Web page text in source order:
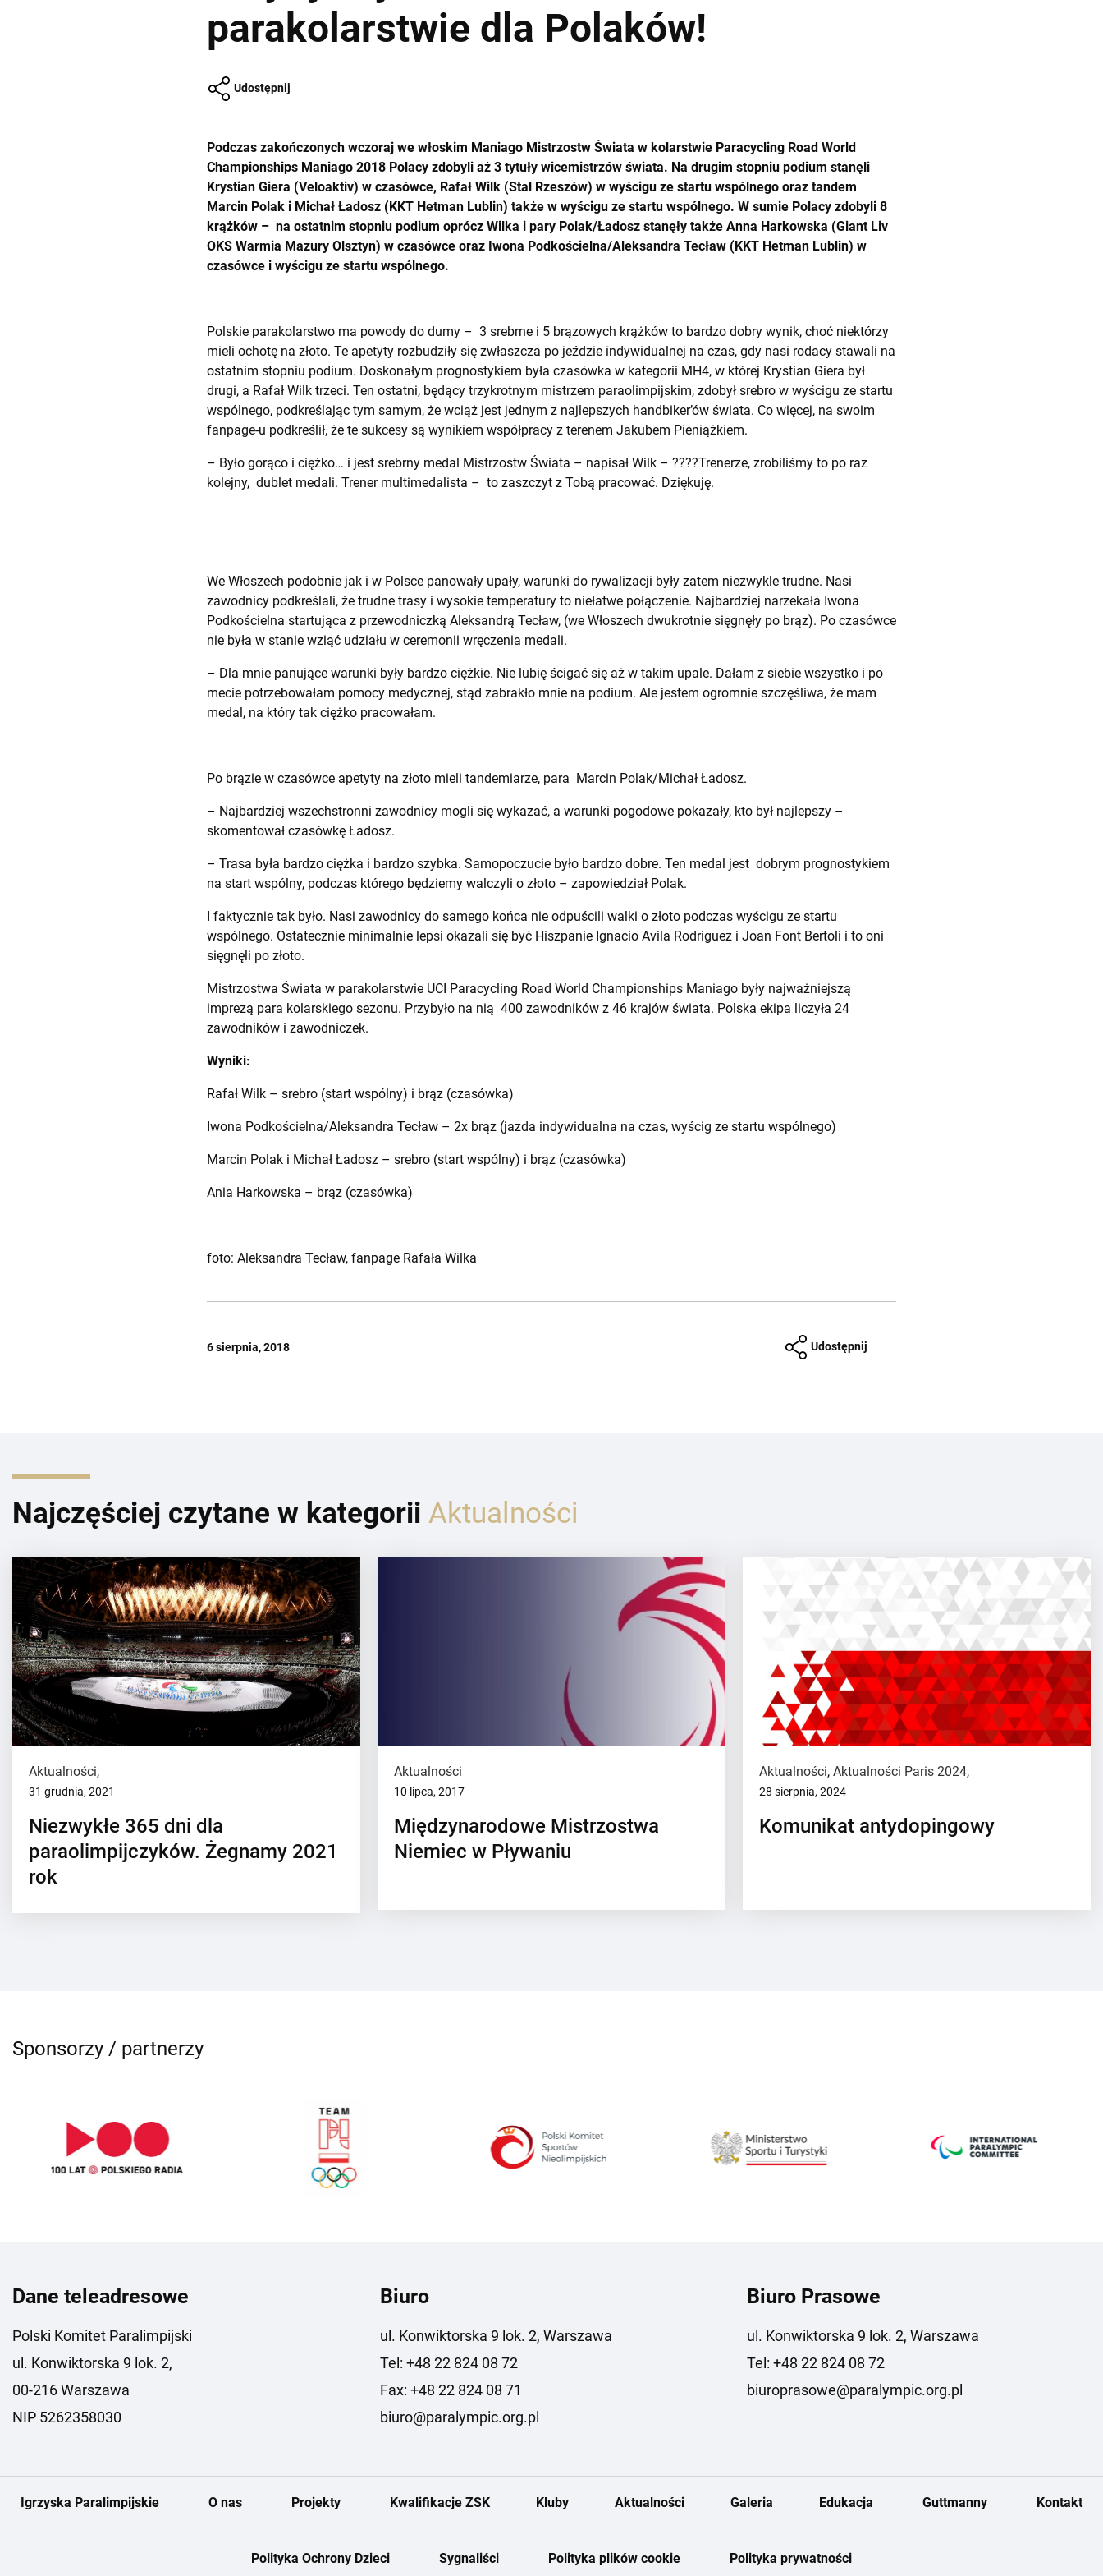
parakolarstwie dla Polaków!
Udostępnij
Podczas zakończonych wczoraj we włoskim Maniago Mistrzostw Świata w kolarstwie Paracycling Road World
Championships Maniago 2018 Polacy zdobyli aż 3 tytuły wicemistrzów świata. Na drugim stopniu podium stanęli
Krystian Giera (Veloaktiv) w czasówce, Rafał Wilk (Stal Rzeszów) w wyścigu ze startu wspólnego oraz tandem
Marcin Polak i Michał Ładosz (KKT Hetman Lublin) także w wyścigu ze startu wspólnego. W sumie Polacy zdobyli 8
krążków – na ostatnim stopniu podium oprócz Wilka i pary Polak/Ładosz stanęły także Anna Harkowska (Giant Liv
OKS Warmia Mazury Olsztyn) w czasówce oraz Iwona Podkościelna/Aleksandra Tecław (KKT Hetman Lublin) w
czasówce i wyścigu ze startu wspólnego.
Polskie parakolarstwo ma powody do dumy – 3 srebrne i 5 brązowych krążków to bardzo dobry wynik, choć niektórzy
mieli ochotę na złoto. Te apetyty rozbudziły się zwłaszcza po jeździe indywidualnej na czas, gdy nasi rodacy stawali na
ostatnim stopniu podium. Doskonałym prognostykiem była czasówka w kategorii MH4, w której Krystian Giera był
drugi, a Rafał Wilk trzeci. Ten ostatni, będący trzykrotnym mistrzem paraolimpijskim, zdobył srebro w wyścigu ze startu
wspólnego, podkreślając tym samym, że wciąż jest jednym z najlepszych handbiker’ów świata. Co więcej, na swoim
fanpage-u podkreślił, że te sukcesy są wynikiem współpracy z terenem Jakubem Pieniążkiem.
– Było gorąco i ciężko… i jest srebrny medal Mistrzostw Świata – napisał Wilk – ????Trenerze, zrobiliśmy to po raz
kolejny, dublet medali. Trener multimedalista – to zaszczyt z Tobą pracować. Dziękuję.
We Włoszech podobnie jak i w Polsce panowały upały, warunki do rywalizacji były zatem niezwykle trudne. Nasi
zawodnicy podkreślali, że trudne trasy i wysokie temperatury to niełatwe połączenie. Najbardziej narzekała Iwona
Podkościelna startująca z przewodniczką Aleksandrą Tecław, (we Włoszech dwukrotnie sięgnęły po brąz). Po czasówce
nie była w stanie wziąć udziału w ceremonii wręczenia medali.
– Dla mnie panujące warunki były bardzo ciężkie. Nie lubię ścigać się aż w takim upale. Dałam z siebie wszystko i po
mecie potrzebowałam pomocy medycznej, stąd zabrakło mnie na podium. Ale jestem ogromnie szczęśliwa, że mam
medal, na który tak ciężko pracowałam.
Po brązie w czasówce apetyty na złoto mieli tandemiarze, para Marcin Polak/Michał Ładosz.
– Najbardziej wszechstronni zawodnicy mogli się wykazać, a warunki pogodowe pokazały, kto był najlepszy –
skomentował czasówkę Ładosz.
– Trasa była bardzo ciężka i bardzo szybka. Samopoczucie było bardzo dobre. Ten medal jest dobrym prognostykiem
na start wspólny, podczas którego będziemy walczyli o złoto – zapowiedział Polak.
I faktycznie tak było. Nasi zawodnicy do samego końca nie odpuścili walki o złoto podczas wyścigu ze startu
wspólnego. Ostatecznie minimalnie lepsi okazali się być Hiszpanie Ignacio Avila Rodriguez i Joan Font Bertoli i to oni
sięgnęli po złoto.
Mistrzostwa Świata w parakolarstwie UCI Paracycling Road World Championships Maniago były najważniejszą
imprezą para kolarskiego sezonu. Przybyło na nią 400 zawodników z 46 krajów świata. Polska ekipa liczyła 24
zawodników i zawodniczek.
Wyniki:
Rafał Wilk – srebro (start wspólny) i brąz (czasówka)
Iwona Podkościelna/Aleksandra Tecław – 2x brąz (jazda indywidualna na czas, wyścig ze startu wspólnego)
Marcin Polak i Michał Ładosz – srebro (start wspólny) i brąz (czasówka)
Ania Harkowska – brąz (czasówka)
foto: Aleksandra Tecław, fanpage Rafała Wilka
6 sierpnia, 2018 Udostępnij
Najczęściej czytane w kategorii Aktualności
Aktualności,
31 grudnia, 2021
Niezwykłe 365 dni dla
paraolimpijczyków. Żegnamy 2021
rok
Aktualności
10 lipca, 2017
Międzynarodowe Mistrzostwa
Niemiec w Pływaniu
Aktualności,Aktualności Paris 2024,
28 sierpnia, 2024
Komunikat antydopingowy
Sponsorzy / partnerzy
Dane teleadresowe
Polski Komitet Paralimpijski
ul. Konwiktorska 9 lok. 2,
00-216 Warszawa
NIP 5262358030
Biuro
ul. Konwiktorska 9 lok. 2, Warszawa
Tel: +48 22 824 08 72
Fax: +48 22 824 08 71
biuro@paralympic.org.pl
Biuro Prasowe
ul. Konwiktorska 9 lok. 2, Warszawa
Tel: +48 22 824 08 72
biuroprasowe@paralympic.org.pl
Igrzyska Paralimpijskie O nas Projekty Kwalifikacje ZSK Kluby Aktualności Galeria Edukacja Guttmanny Kontakt
Polityka Ochrony Dzieci Sygnaliści Polityka plików cookie Polityka prywatności